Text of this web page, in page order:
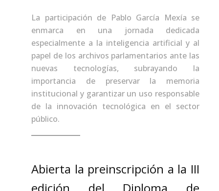
La participación de Pablo García Mexía se
enmarca en una jornada dedicada
especialmente a la inteligencia artificial y al
papel de los archivos parlamentarios ante las
nuevas tecnologías, subrayando la
importancia de preservar la memoria
institucional y garantizar un uso responsable
de la innovación tecnológica en el sector
público.
Abierta la preinscripción a la III